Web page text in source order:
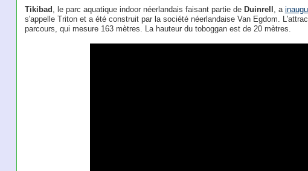
Tikibad , le parc aquatique indoor néerlandais faisant partie de Duinrell , a
s'appelle Triton et a été construit par la société néerlandaise Van Egdom.
parcours, qui mesure 163 mètres. La hauteur du toboggan est de 20 mètres.